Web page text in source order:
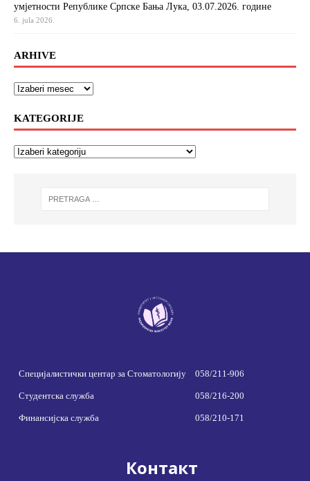
умјетности Републике Српске Бања Лука, 03.07.2026. године
6. jula 2026.
ARHIVE
KATEGORIJE
Специјалистички центар за Стоматологију 058/211-906
Студентска служба 058/216-200
Финансијска служба 058/210-171
Контакт